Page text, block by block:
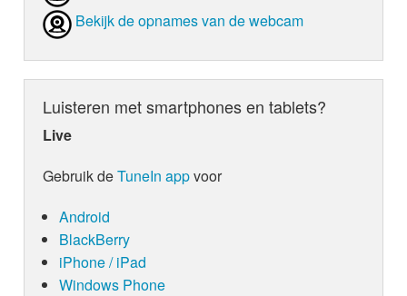
Bekijk de opnames van de webcam
Luisteren met smartphones en tablets?
Live
Gebruik deTuneIn appvoor
Android
BlackBerry
iPhone / iPad
Windows Phone